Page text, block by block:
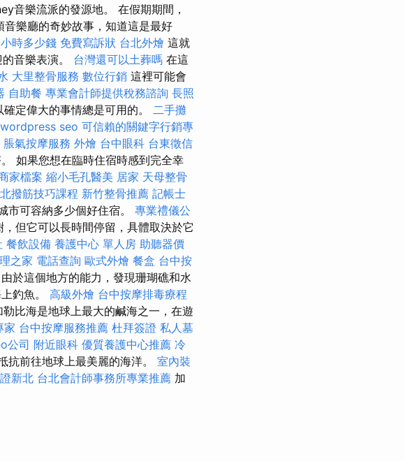
音樂流派的發源地。 在假期期間，
樂廳的奇妙故事，知道這是最好
時多少錢 免費寫訴狀 台北外燴 這就
音樂表演。 台灣還可以土葬嗎 在這
大里整骨服務 數位行銷 這裡可能會
自助餐 專業會計師提供稅務諮詢 長照
定偉大的事情總是可用的。
二手攤
wordpress seo 可信賴的關鍵字行銷專
脹氣按摩服務 外燴 台中眼科 台東徵信
如果您想在臨時住宿時感到完全幸
家檔案 縮小毛孔醫美 居家 天母整骨
撥筋技巧課程 新竹整骨推薦 記帳士
市可容納多少個好住宿。 專業禮儀公
但它可以長時間停留，具體取決於它
餐飲設備 養護中心 單人房 助聽器價
之家 電話查詢 歐式外燴 餐盒 台中按
於這個地方的能力，發現珊瑚礁和水
釣魚。 高級外燴 台中按摩排毒療程
勒比海是地球上最大的鹹海之一，在遊
家 台中按摩服務推薦 杜拜簽證 私人墓
公司 附近眼科 優質養護中心推薦 冷
抗前往地球上最美麗的海洋。 室內裝
新北 台北會計師事務所專業推薦 加